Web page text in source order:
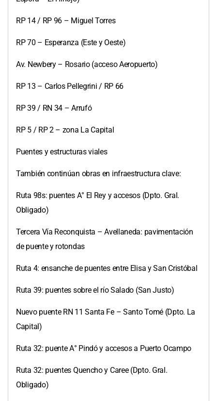
RP 14 / RP 96 – Miguel Torres
RP 70 – Esperanza (Este y Oeste)
Av. Newbery – Rosario (acceso Aeropuerto)
RP 13 – Carlos Pellegrini / RP 66
RP 39 / RN 34 – Arrufó
RP 5 / RP 2 – zona La Capital
Puentes y estructuras viales
También continúan obras en infraestructura clave:
Ruta 98s: puentes A° El Rey y accesos (Dpto. Gral.
Obligado)
Tercera Vía Reconquista – Avellaneda: pavimentación
de puente y rotondas
Ruta 4: ensanche de puentes entre Elisa y San Cristóbal
Ruta 39: puentes sobre el río Salado (San Justo)
Nuevo puente RN 11 Santa Fe – Santo Tomé (Dpto. La
Capital)
Ruta 32: puente A° Pindó y accesos a Puerto Ocampo
Ruta 32: puentes Quencho y Caree (Dpto. Gral.
Obligado)